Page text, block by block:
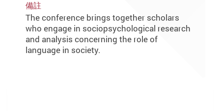
備註
The conference brings together scholars
who engage in sociopsychological research
and analysis concerning the role of
language in society.